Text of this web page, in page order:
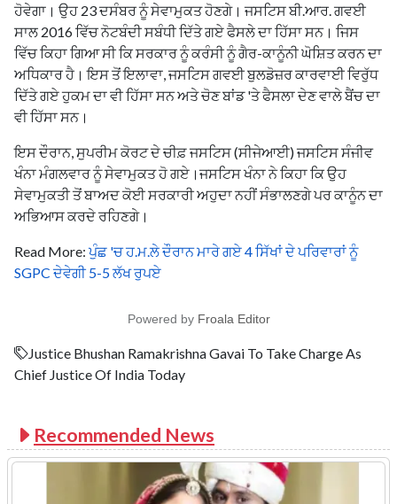
ਹੋਵੇਗਾ। ਉਹ 23 ਦਸੰਬਰ ਨੂੰ ਸੇਵਾਮੁਕਤ ਹੋਣਗੇ। ਜਸਟਿਸ ਬੀ.ਆਰ. ਗਵਈ
ਸਾਲ 2016 ਵਿੱਚ ਨੋਟਬੰਦੀ ਸਬੰਧੀ ਦਿੱਤੇ ਗਏ ਫੈਸਲੇ ਦਾ ਹਿੱਸਾ ਸਨ। ਜਿਸ
ਵਿੱਚ ਕਿਹਾ ਗਿਆ ਸੀ ਕਿ ਸਰਕਾਰ ਨੂੰ ਕਰੰਸੀ ਨੂੰ ਗੈਰ-ਕਾਨੂੰਨੀ ਘੋਸ਼ਿਤ ਕਰਨ ਦਾ
ਅਧਿਕਾਰ ਹੈ। ਇਸ ਤੋਂ ਇਲਾਵਾ, ਜਸਟਿਸ ਗਵਈ ਬੁਲਡੋਜ਼ਰ ਕਾਰਵਾਈ ਵਿਰੁੱਧ
ਦਿੱਤੇ ਗਏ ਹੁਕਮ ਦਾ ਵੀ ਹਿੱਸਾ ਸਨ ਅਤੇ ਚੋਣ ਬਾਂਡ 'ਤੇ ਫੈਸਲਾ ਦੇਣ ਵਾਲੇ ਬੈਂਚ ਦਾ
ਵੀ ਹਿੱਸਾ ਸਨ।
ਇਸ ਦੌਰਾਨ, ਸੁਪਰੀਮ ਕੋਰਟ ਦੇ ਚੀਫ਼ ਜਸਟਿਸ (ਸੀਜੇਆਈ) ਜਸਟਿਸ ਸੰਜੀਵ
ਖੰਨਾ ਮੰਗਲਵਾਰ ਨੂੰ ਸੇਵਾਮੁਕਤ ਹੋ ਗਏ।ਜਸਟਿਸ ਖੰਨਾ ਨੇ ਕਿਹਾ ਕਿ ਉਹ
ਸੇਵਾਮੁਕਤੀ ਤੋਂ ਬਾਅਦ ਕੋਈ ਸਰਕਾਰੀ ਅਹੁਦਾ ਨਹੀਂ ਸੰਭਾਲਣਗੇ ਪਰ ਕਾਨੂੰਨ ਦਾ
ਅਭਿਆਸ ਕਰਦੇ ਰਹਿਣਗੇ।
Read More:ਪੁੰਛ 'ਚ ਹ.ਮ.ਲੇ ਦੌਰਾਨ ਮਾਰੇ ਗਏ 4 ਸਿੱਖਾਂ ਦੇ ਪਰਿਵਾਰਾਂ ਨੂੰ
SGPC ਦੇਵੇਗੀ 5-5 ਲੱਖ ਰੁਪਏ
Powered by Froala Editor
Justice Bhushan Ramakrishna Gavai To Take Charge As
Chief Justice Of India Today
Recommended News